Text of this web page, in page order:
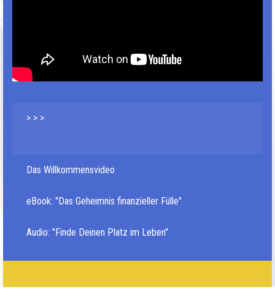
> > >
Das Willkommensvideo
eBook: "Das Geheimnis finanzieller Fülle"
Audio: "Finde Deinen Platz im Leben"